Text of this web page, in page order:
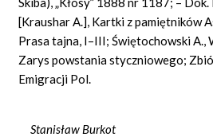
[Kraushar A.], Kartki z pamiętników
Prasa tajna, I–III; Świętochowski A.,
Zarys powstania styczniowego;
Emigracji Pol.
Stanisław Burkot